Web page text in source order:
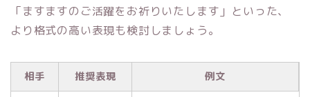
「ますますのご活躍をお祈りいたします」といった、
より格式の高い表現も検討しましょう。
相手 推奨表現 例文